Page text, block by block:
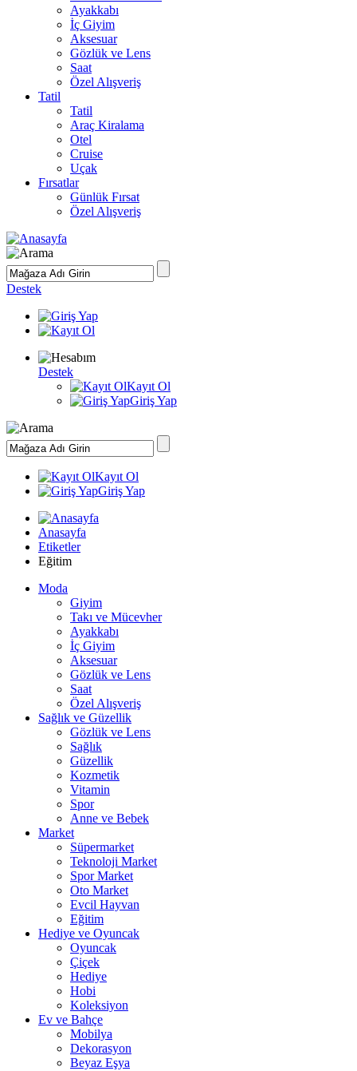
Ayakkabı
İç Giyim
Aksesuar
Gözlük ve Lens
Saat
Özel Alışveriş
Tatil
Tatil
Araç Kiralama
Otel
Cruise
Uçak
Fırsatlar
Günlük Fırsat
Özel Alışveriş
Destek
Destek
Kayıt Ol
Giriş Yap
Kayıt Ol
Giriş Yap
Anasayfa
Etiketler
Eğitim
Moda
Giyim
Takı ve Mücevher
Ayakkabı
İç Giyim
Aksesuar
Gözlük ve Lens
Saat
Özel Alışveriş
Sağlık ve Güzellik
Gözlük ve Lens
Sağlık
Güzellik
Kozmetik
Vitamin
Spor
Anne ve Bebek
Market
Süpermarket
Teknoloji Market
Spor Market
Oto Market
Evcil Hayvan
Eğitim
Hediye ve Oyuncak
Oyuncak
Çiçek
Hediye
Hobi
Koleksiyon
Ev ve Bahçe
Mobilya
Dekorasyon
Beyaz Eşya